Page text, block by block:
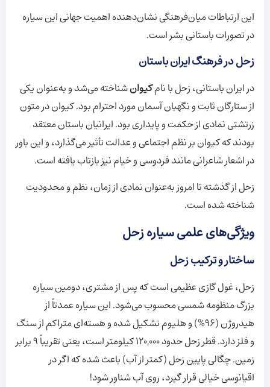
این ارتباطات میان‌فرهنگی نشان‌دهنده اهمیت جهانی این سیاره
در تصورات باستانی بشر است.
زحل در فرهنگ ایران باستان
در ایران باستانی، زحل با نامکیوانشناخته می‌شد و به‌عنوان یکی
از ستارگان ثابت و نگهبان آسمان مورد احترام بود. کیوان در متون
زرتشتی نمادی از حکمت و پایداری بود. ایرانیان باستان معتقد
بودند که کیوان بر نظم اجتماعی و عدالت تأثیر می‌گذارد، و این باور
در اشعار شاعرانی مانند فردوسی و خیام نیز بازتاب یافته است.
زحل از گذشته تا امروز به‌عنوان نمادی از زمان، نظم و محدودیت
شناخته شده است.
ویژگی‌های علمی سیاره زحل
ساختار و ترکیب زحل
زحل، غول گازی عظیمی است که پس از مشتری، دومین سیاره
بزرگ منظومه شمسی محسوب می‌شود. این سیاره عمدتاً از
هیدروژن (96%) و هلیوم تشکیل شده و هسته‌ای متراکم از سنگ
و فلز دارد. قطر زحل حدود 120,000 کیلومتر است، یعنی تقریباً 9 برابر
زمین. چگالی پایین زحل (کمتر از آب) باعث شده که اگر در
اقیانوسی خیالی قرار گیرد، روی آب شناور شود!